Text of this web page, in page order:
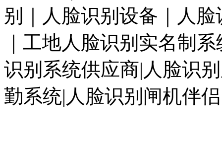
别｜人脸识别设备｜人
｜工地人脸识别实名制
识别系统供应商|人脸识
勤系统|人脸识别闸机伴侣